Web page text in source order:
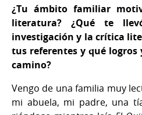
¿Tu ámbito familiar
literatura? ¿Qué te
investigación y la crítica
tus referentes y qué
camino?
Vengo de una familia muy
mi abuela, mi padre, una